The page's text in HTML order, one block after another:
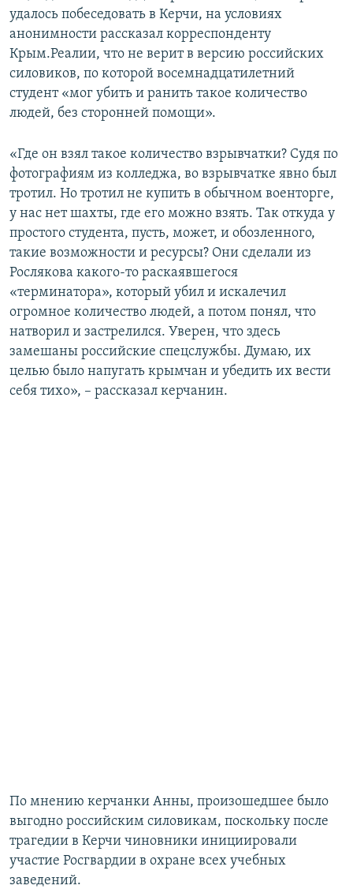
удалось побеседовать в Керчи, на условиях
анонимности рассказал корреспонденту
Крым.Реалии, что не верит в версию российских
силовиков, по которой восемнадцатилетний
студент «мог убить и ранить такое количество
людей, без сторонней помощи».
«Где он взял такое количество взрывчатки? Судя по
фотографиям из колледжа, во взрывчатке явно был
тротил. Но тротил не купить в обычном военторге,
у нас нет шахты, где его можно взять. Так откуда у
простого студента, пусть, может, и обозленного,
такие возможности и ресурсы? Они сделали из
Рослякова какого-то раскаявшегося
«терминатора», который убил и искалечил
огромное количество людей, а потом понял, что
натворил и застрелился. Уверен, что здесь
замешаны российские спецслужбы. Думаю, их
целью было напугать крымчан и убедить их вести
себя тихо», – рассказал керчанин.
По мнению керчанки Анны, произошедшее было
выгодно российским силовикам, поскольку после
трагедии в Керчи чиновники инициировали
участие Росгвардии в охране всех учебных
заведений.